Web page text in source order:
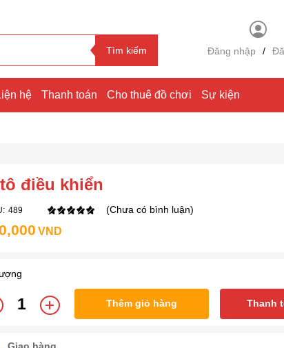
Tìm kiếm Đăng nhập /
hệ Thanh toán Cho thuê đồ chơi Sự kiện
điều khiển
489 (Chưa có bình luận)
VND
Thêm giỏ hàng Thanh
Giao hàng